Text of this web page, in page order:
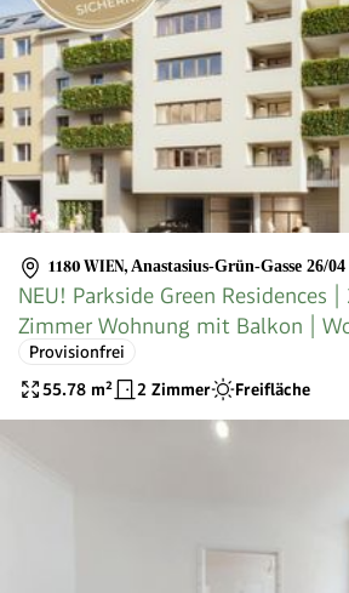
1180 WIEN, Anastasius-Grün-Gasse 26/04
NEU! Parkside Green Residences |
Zimmer Wohnung mit Balkon |
am Park
Provisionfrei
55.78 m² 2 Zimmer Freifläche